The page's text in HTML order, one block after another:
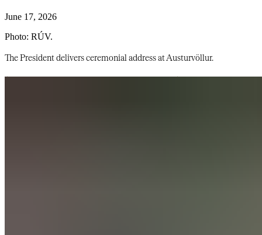
June 17, 2026
Photo: RÚV.​​​​‌ ‍ ​‍​‍‌‍ ‌ ​‍‌‍‍‌‌‍‌ ‌‍‍‌‌‍ ‍​‍​‍​ ‍‍​‍​‍‌ ​ ‌‍​‌‌‍ ‍‌‍‍‌‌ ‌​‌ ‍‌​‍ ‍‌‍‍‌‌‍ ​‍​‍​‍ ​​‍​‍‌‍‍​‌ ​‍‌‍‌‌‌‍‌‍​‍​‍​ ‍‍​‍​‍‌‍‍​‌ ‌​‌ ‌​‌ ​​‌ ​ ​‍ ​‍ ‌‍‌‍‌‍ ‌ ​‍‌ ​ ‌‍‌‌‌ ‌​‌‍‍‌​‍ ‌‌‍‍‌‌ ​ ‌‍ ​‌‍​‌‌‍ ‍‌‍‌​‌ ​ ​‍ ‍‌ ‌‍‌‍‌‌‌ ​‍‌‍​ ‌‍‌‌‌‍ ​​‍ ‍‌‍​‌‌ ​​‌ ​​​‍ ‌ ​ ‌ ‌​‌ ‌‌‌‍‌​‌‍‍‌‌‍ ​‍ ‌‍‍‌‌‍ ‍‌ ‌​‌‍‌‌‌‍ ‍‌ ‌​​‍ ‌‍‌‌‌‍‌​‌‍‍‌‌ ‌​​‍ ‌‍ ‌‌‍ ‌‍‌​‌‍‌‌​ ‌‌ ​​‌ ​‍‌‍‌‌‌ ​ ‌‍‌‌‌‍ ‍‌ ‌​‌‍​‌‌ ‌​‌‍‍‌‌‍ ‌‍ ‍​ ‍ ‌‍‍‌‌‍‌​​ ‌​ ‌ ​ ‌‍​ ​​​ ​ ​ ‌‍‌‍‌‌‌‍​‍‌‍​‌​‍ ‌​ ​ ​ ​ ‌‍​‌‌‍‌‍​‍ ‌​ ‌​‌‍​‌‌‍‌‌​ ‌‌​‍ ‌​ ‍‌​ ​‌‌‍​‌​ ‍​​‍ ‌‌‍‌​​ ‌ ​ ​‍​ ‍​​ ‌‍​ ​‌‌‍‌​​ ​ ​ ​‍​ ​‍​ ‍​‌‍​ ​ ‍ ‌ ‌​‌ ‍‌‌ ​​‌‍‌‌​ ‌‌‍ ‍‌‍‌‌‌ ‌ ‌ ​ ​ ‍ ‌ ​​‌‍​‌‌ ‌​‌‍‍​​ ‌‌‍‍‌‌‍ ‌‌‍​‌‌‍‌ ‌‍‌‌‌​​ ‌ ​‍‌‍‌‌‌‍‌​‌‍‍‌‌ ‌​‌ ​ ​ ‌‍​‍‌‍​‌‌ ​ ‌‍‌‌‌‌‌‌‌ ​‍‌‍ ​​ ‌‌‍‍​‌ ‌​‌ ‌​‌ ​​‌ ​ ​‍‌‌​ ​‍‌​‌‍​‍‌‌​ ​‍‌​‌‍‌‍‌‍‌‍ ‌ ​‍‌ ​ ‌‍‌‌‌ ‌​‌‍‍‌​‍ ‌‌‍‍‌‌ ​ ‌‍ ​‌‍​‌‌‍ ‍‌‍‌​‌ ​ ​‍ ‍‌ ‌‍‌‍‌‌‌ ​‍‌‍​ ‌‍‌‌‌‍ ​​‍ ‍‌‍​‌‌ ​​‌ ​​​‍‌‌​ ​‍‌​‌‍‌ ​ ‌ ‌​‌ ‌‌‌‍‌​‌‍‍‌‌‍ ​‍‌‍‌‍‍‌‌‍‌​​ ‌​ ‌ ​ ‌‍​ ​​​ ​ ​ ‌‍‌‍‌‌‌‍​‍‌‍​‌​‍ ‌​ ​ ​ ​ ‌‍​‌‌‍‌‍​‍ ‌​ ‌​‌‍​‌‌‍‌‌​ ‌‌​‍ ‌​ ‍‌​ ​‌‌‍​‌​ ‍​​‍ ‌‌‍‌​​ ‌ ​ ​‍​ ‍​​ ‌‍​ ​‌‌‍‌​​ ​ ​ ​‍​ ​‍​ ‍​‌‍​ ​‍‌‍‌ ‌​‌ ‍‌‌ ​​‌‍‌‌​ ‌‌‍ ‍‌‍‌‌‌ ‌ ‌ ​ ​‍‌‍‌ ​​‌‍​‌‌ ‌​‌‍‍​​ ‌‌‍‍‌‌‍ ‌‌‍​‌‌‍‌ ‌‍‌‌‌​​ ‌ ​‍‌‍‌‌‌‍‌​‌‍‍‌‌ ‌​‌ ​ ​‍‌‍‌ ​​‌‍‌‌‌ ​‍‌ ​ ‌ ​​‌‍‌‌‌‍​ ‌ ‌​‌‍‍‌‌ ‌‍‌‍‌‌​ ‌‌ ​​‌ ‌‌‌‍​‍‌‍ ​‌‍‍‌‌ ​ ‌‍‍​‌‍‌‌‌‍‌​​‍​‍‌ ‌
The President delivers ceremonial address at Austurvöllur.​​​​‌ ‍ ​‍​‍‌‍ ‌ ​‍‌‍‍‌‌‍‌ ‌‍‍‌‌‍ ‍​‍​‍​ ‍‍​‍​‍‌ ​ ‌‍​‌‌‍ ‍‌‍‍‌‌ ‌​‌ ‍‌​‍ ‍‌‍‍‌‌‍ ​‍​‍​‍ ​​‍​‍‌‍‍​‌ ​‍‌‍‌‌‌‍‌‍​‍​‍​ ‍‍​‍​‍‌‍‍​‌ ‌​‌ ‌​‌ ​​‌ ​ ​‍ ​‍ ‌‍‌‍‌‍ ‌ ​‍‌ ​ ‌‍‌‌‌ ‌​‌‍‍‌​‍ ‌‌‍‍‌‌ ​ ‌‍ ​‌‍​‌‌‍ ‍‌‍‌​‌ ​ ​‍ ‍‌ ‌‍‌‍‌‌‌ ​‍‌‍​ ‌‍‌‌‌‍ ​​‍ ‍‌‍​‌‌ ​​‌ ​​​‍ ‌ ​ ‌ ‌​‌ ‌‌‌‍‌​‌‍‍‌‌‍ ​‍ ‌‍‍‌‌‍ ‍‌ ‌​‌‍‌‌‌‍ ‍‌ ‌​​‍ ‌‍‌‌‌‍‌​‌‍‍‌‌ ‌​​‍ ‌‍ ‌‌‍ ‌‍‌​‌‍‌‌​ ‌‌ ​​‌ ​‍‌‍‌‌‌ ​ ‌‍‌‌‌‍ ‍‌ ‌​‌‍​‌‌ ‌​‌‍‍‌‌‍ ‌‍ ‍​ ‍ ‌‍‍‌‌‍‌​​ ‌​ ‌ ​ ‌‍​ ​​​ ​ ​ ‌‍‌‍‌‌‌‍​‍‌‍​‌​‍ ‌​ ​ ​ ​ ‌‍​‌‌‍‌‍​‍ ‌​ ‌​‌‍​‌‌‍‌‌​ ‌‌​‍ ‌​ ‍‌​ ​‌‌‍​‌​ ‍​​‍ ‌‌‍‌​​ ‌ ​ ​‍​ ‍​​ ‌‍​ ​‌‌‍‌​​ ​ ​ ​‍​ ​‍​ ‍​‌‍​ ​ ‍ ‌ ‌​‌ ‍‌‌ ​​‌‍‌‌​ ‌‌‍ ‍‌‍‌‌‌ ‌ ‌ ​ ​ ‍ ‌ ​​‌‍​‌‌ ‌​‌‍‍​​ ‌‌‍‌​‌‍‌‌‌ ​ ‌‍​ ‌ ​‍‌‍‍‌‌ ​​‌ ‌​‌‍‍‌‌‍ ‌‍ ‍​ ‌‍​‍‌‍​‌‌ ​ ‌‍‌‌‌‌‌‌‌ ​‍‌‍ ​​ ‌‌‍‍​‌ ‌​‌ ‌​‌ ​​‌ ​ ​‍‌‌​ ​‍‌​‌‍​‍‌‌​ ​‍‌​‌‍‌‍‌‍‌‍ ‌ ​‍‌ ​ ‌‍‌‌‌ ‌​‌‍‍‌​‍ ‌‌‍‍‌‌ ​ ‌‍ ​‌‍​‌‌‍ ‍‌‍‌​‌ ​ ​‍ ‍‌ ‌‍‌‍‌‌‌ ​‍‌‍​ ‌‍‌‌‌‍ ​​‍ ‍‌‍​‌‌ ​​‌ ​​​‍‌‌​ ​‍‌​‌‍‌ ​ ‌ ‌​‌ ‌‌‌‍‌​‌‍‍‌‌‍ ​‍‌‍‌‍‍‌‌‍‌​​ ‌​ ‌ ​ ‌‍​ ​​​ ​ ​ ‌‍‌‍‌‌‌‍​‍‌‍​‌​‍ ‌​ ​ ​ ​ ‌‍​‌‌‍‌‍​‍ ‌​ ‌​‌‍​‌‌‍‌‌​ ‌‌​‍ ‌​ ‍‌​ ​‌‌‍​‌​ ‍​​‍ ‌‌‍‌​​ ‌ ​ ​‍​ ‍​​ ‌‍​ ​‌‌‍‌​​ ​ ​ ​‍​ ​‍​ ‍​‌‍​ ​‍‌‍‌ ‌​‌ ‍‌‌ ​​‌‍‌‌​ ‌‌‍ ‍‌‍‌‌‌ ‌ ‌ ​ ​‍‌‍‌ ​​‌‍​‌‌ ‌​‌‍‍​​ ‌‌‍‌​‌‍‌‌‌ ​ ‌‍​ ‌ ​‍‌‍‍‌‌ ​​‌ ‌​‌‍‍‌‌‍ ‌‍ ‍​‍‌‍‌ ​​‌‍‌‌‌ ​‍‌ ​ ‌ ​​‌‍‌‌‌‍​ ‌ ‌​‌‍‍‌‌ ‌‍‌‍‌‌​ ‌‌ ​​‌ ‌‌‌‍​‍‌‍ ​‌‍‍‌‌ ​ ‌‍‍​‌‍‌‌‌‍‌​​‍​‍‌ ‌